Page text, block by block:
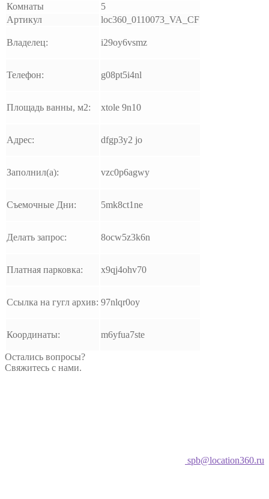
Комнаты
5
Артикул
loc360_0110073_VA_CF
Владелец: i29oy6vsmz
Телефон: g08pt5i4nl
Площадь ванны, м2: xtole 9n10
Адрес: dfgp3y2 jo
Заполнил(а): vzc0p6agwy
Съемочные Дни: 5mk8ct1ne
Делать запрос: 8ocw5z3k6n
Платная парковка: x9qj4ohv70
Ссылка на гугл архив: 97nlqr0oy
Координаты: m6yfua7ste
Остались вопросы?
Свяжитесь с нами.
spb@location360.ru